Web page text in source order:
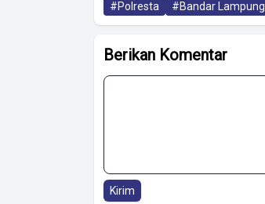
#Polresta
#Bandar Lampung
Berikan Komentar
Kirim